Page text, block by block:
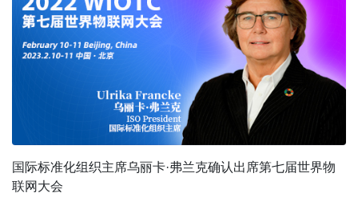
国际标准化组织主席乌丽卡·弗兰克确认出席第七届世界物
联网大会